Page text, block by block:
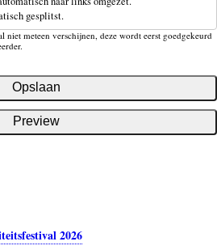
gesplitst.
niet meteen verschijnen, deze wordt eerst goedgekeurd
2026